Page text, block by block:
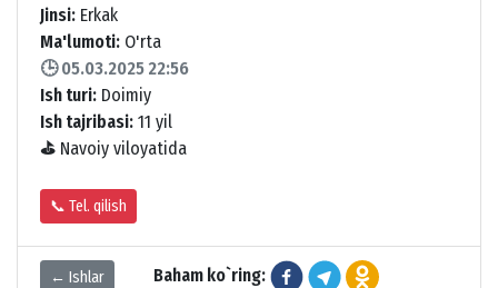
Jinsi: Erkak
Ma'lumoti: O'rta
🕒 05.03.2025 22:56
Ish turi: Doimiy
Ish tajribasi: 11 yil
⛳ Navoiy viloyatida
📞 Tel. qilish
← Ishlar Baham ko`ring: